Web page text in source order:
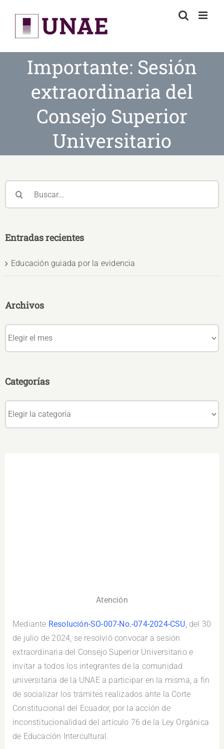
content
Importante: Sesión
extraordinaria del
Consejo Superior
Universitario
Atención
Mediante Resolución-SO-007-No.-074-2024-CSU,del 30
de julio de 2024, se resolvió convocar a sesión
extraordinaria del Consejo Superior Universitario e
invitar a todos los integrantes de la comunidad
universitaria de la UNAE a participar en la misma, a fin
de socializar los trámites realizados ante la Corte
Constitucional del Ecuador, por la acción de
inconstitucionalidad del artículo 76 de la Ley Orgánica
de Educación Intercultural.
Entradas recientes
Educación guiada por la evidencia
Archivos
Categorías